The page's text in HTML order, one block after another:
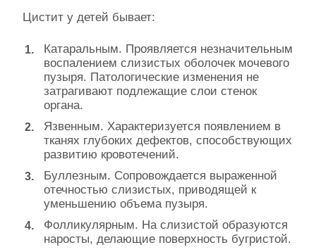
Цистит у детей бывает:
Катаральным. Проявляется незначительным
воспалением слизистых оболочек мочевого
пузыря. Патологические изменения не
затрагивают подлежащие слои стенок
органа.
Язвенным. Характеризуется появлением в
тканях глубоких дефектов, способствующих
развитию кровотечений.
Буллезным. Сопровождается выраженной
отечностью слизистых, приводящей к
уменьшению объема пузыря.
Фолликулярным. На слизистой образуются
наросты, делающие поверхность бугристой.